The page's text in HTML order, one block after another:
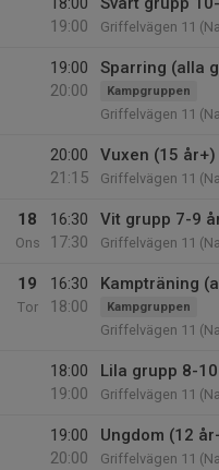
19:00
Griffelvägen 11
19:00
20:00
Sparring (alla
Kampgruppen
Griffelvägen 11
20:00
21:15
Vuxen (15 år+)
Griffelvägen 11
18
Ons
16:30
17:30
Vit grupp 7-9
Griffelvägen 11
19
Tor
16:30
18:00
Kampträning
Kampgruppen
Griffelvägen 11
18:00
19:00
Lila grupp 8-
Griffelvägen 11
19:00
20:00
Ungdom (12
Griffelvägen 11